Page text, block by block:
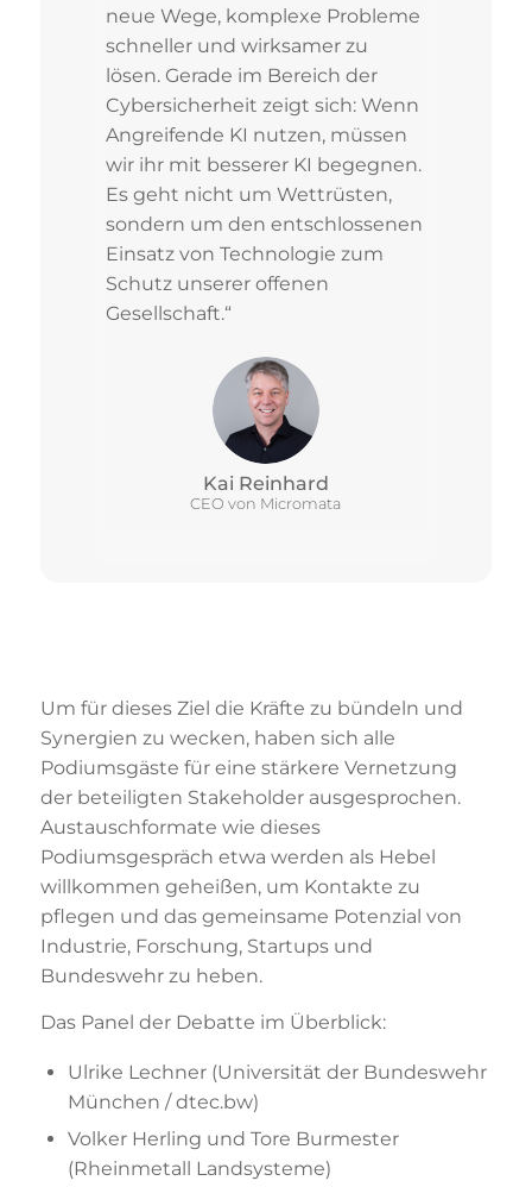
neue Wege, komplexe Probleme
schneller und wirksamer zu
lösen. Gerade im Bereich der
Cybersicherheit zeigt sich: Wenn
Angreifende KI nutzen, müssen
wir ihr mit besserer KI begegnen.
Es geht nicht um Wettrüsten,
sondern um den entschlossenen
Einsatz von Technologie zum
Schutz unserer offenen
Gesellschaft.“
Kai Reinhard
CEO von Micromata
Um für dieses Ziel die Kräfte zu bündeln und
Synergien zu wecken, haben sich alle
Podiumsgäste für eine stärkere Vernetzung
der beteiligten Stakeholder ausgesprochen.
Austauschformate wie dieses
Podiumsgespräch etwa werden als Hebel
willkommen geheißen, um Kontakte zu
pflegen und das gemeinsame Potenzial von
Industrie, Forschung, Startups und
Bundeswehr zu heben.
Das Panel der Debatte im Überblick:
Ulrike Lechner (Universität der Bundeswehr
München / dtec.bw)
Volker Herling und Tore Burmester
(Rheinmetall Landsysteme)